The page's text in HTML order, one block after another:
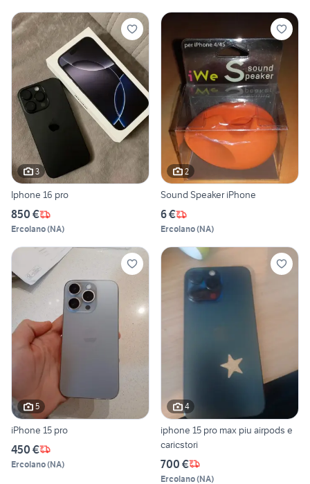
3
Iphone 16 pro
850 €
Ercolano(NA)
2
Sound Speaker iPhone
6 €
Ercolano(NA)
5
iPhone 15 pro
450 €
Ercolano(NA)
4
iphone 15 pro max piu airpods e
caricstori
700 €
Ercolano(NA)